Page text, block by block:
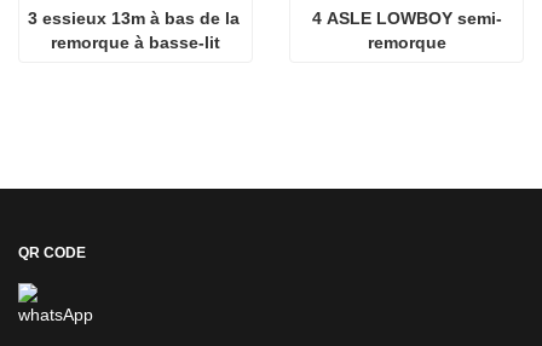
3 essieux 13m à bas de la
remorque à basse-lit
4 ASLE LOWBOY semi-
remorque
QR CODE